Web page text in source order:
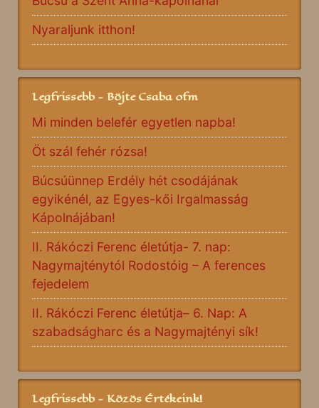
Nyaraljunk itthon!
Legfrissebb - Böjte Csaba ofm
Mi minden belefér egyetlen napba!
Öt szál fehér rózsa!
Búcsúünnep Erdély hét csodájának
egyikénél, az Egyes-kői Irgalmasság
Kápolnájában!
II. Rákóczi Ferenc életútja- 7. nap:
Nagymajténytól Rodostóig – A ferences
fejedelem
II. Rákóczi Ferenc életútja– 6. Nap: A
szabadságharc és a Nagymajtényi sík!
Legfrissebb - Közös Értékeink!